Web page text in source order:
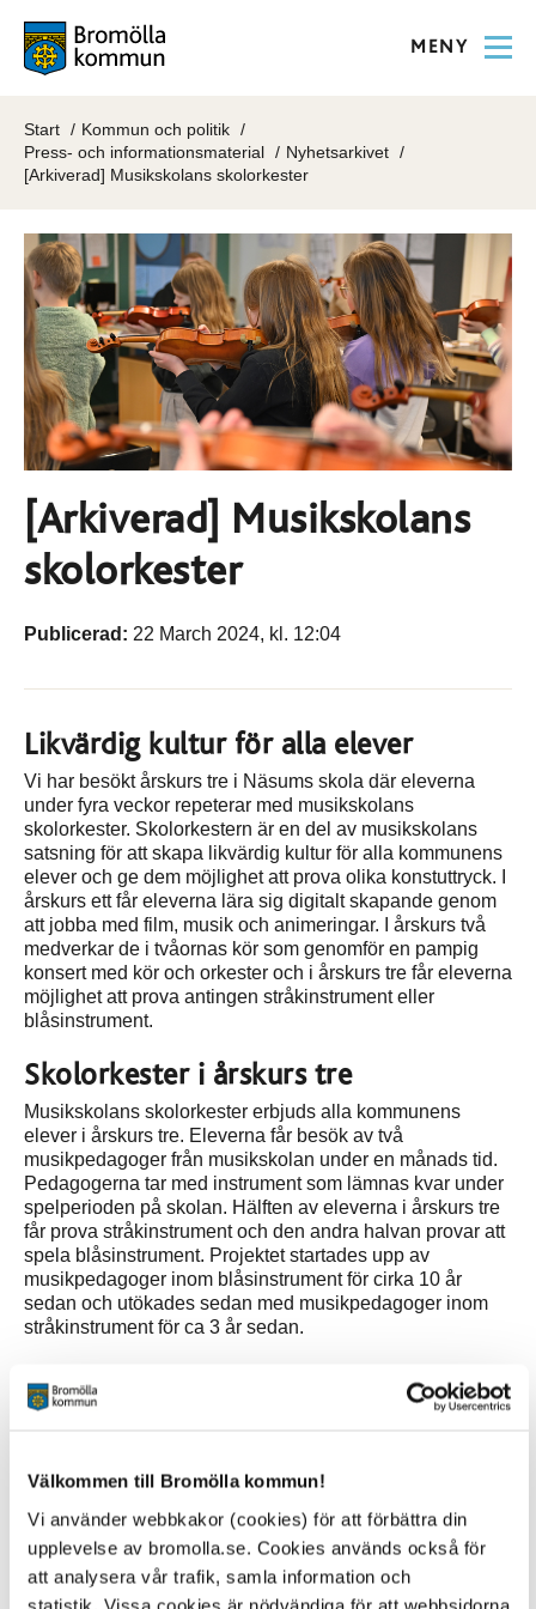
Välkommen till Bromölla kommun!
Vi använder webbkakor (cookies) för att förbättra din
upplevelse av bromolla.se. Cookies används också för
att analysera vår trafik, samla information och
statistik. Vissa cookies är nödvändiga för att webbsidorna
MENY
Start
Kommun och politik
Press- och informationsmaterial
Nyhetsarkivet
[Arkiverad] Musikskolans skolorkester
[Arkiverad] Musikskolans
skolorkester
Publicerad: 22 March 2024, kl. 12:04
Likvärdig kultur för alla elever
Vi har besökt årskurs tre i Näsums skola där eleverna
under fyra veckor repeterar med musikskolans
skolorkester. Skolorkestern är en del av musikskolans
satsning för att skapa likvärdig kultur för alla kommunens
elever och ge dem möjlighet att prova olika konstuttryck. I
årskurs ett får eleverna lära sig digitalt skapande genom
att jobba med film, musik och animeringar. I årskurs två
medverkar de i tvåornas kör som genomför en pampig
konsert med kör och orkester och i årskurs tre får eleverna
möjlighet att prova antingen stråkinstrument eller
blåsinstrument.
Skolorkester i årskurs tre
Musikskolans skolorkester erbjuds alla kommunens
elever i årskurs tre. Eleverna får besök av två
musikpedagoger från musikskolan under en månads tid.
Pedagogerna tar med instrument som lämnas kvar under
spelperioden på skolan. Hälften av eleverna i årskurs tre
får prova stråkinstrument och den andra halvan provar att
spela blåsinstrument. Projektet startades upp av
musikpedagoger inom blåsinstrument för cirka 10 år
sedan och utökades sedan med musikpedagoger inom
stråkinstrument för ca 3 år sedan.
Positivt mottagande
Musikpedagogerna Linda Majak och Patrik Olsson
orkesterverksamheten är starkare tack vare detta. Linda
Majak lyfter också att man skapar bra relationer med
eleverna genom musiken och att musikpedagogerna får
möjlighet att träffa eleverna vid flera olika tillfällen under
deras skolgång.